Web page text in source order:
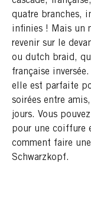
quatre branches,
infinies ! Mais un
revenir sur le
ou dutch braid, qui
française
elle est parfaite
soirées entre
jours. Vous
pour une coiffure
comment faire
Schwarzkopf.